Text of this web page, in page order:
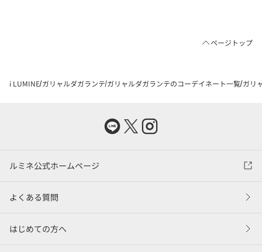
ページトップ
i LUMINE ガリャルダガランテ ガリャルダガランテのコーデイネート一覧 ガリ
ルミネ公式ホームページ
よくある質問
はじめての方へ